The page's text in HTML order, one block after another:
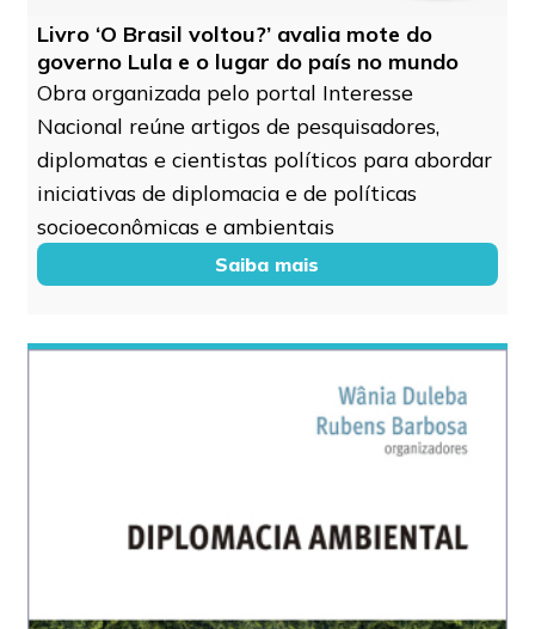
Livro ‘O Brasil voltou?’ avalia mote do
governo Lula e o lugar do país no mundo
Obra organizada pelo portal Interesse
Nacional reúne artigos de pesquisadores,
diplomatas e cientistas políticos para abordar
iniciativas de diplomacia e de políticas
socioeconômicas e ambientais
Saiba mais